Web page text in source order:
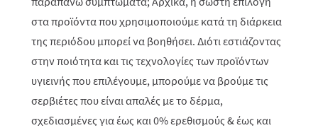
στα προϊόντα που χρησιμοποιούμε κατά τη διάρκεια
της περιόδου μπορεί να βοηθήσει. Διότι εστιάζοντας
στην ποιότητα και τις τεχνολογίες των προϊόντων
υγιεινής που επιλέγουμε, μπορούμε να βρούμε τις
σερβιέτες που είναι απαλές με το δέρμα,
σχεδιασμένες για έως και 0% ερεθισμούς & έως και